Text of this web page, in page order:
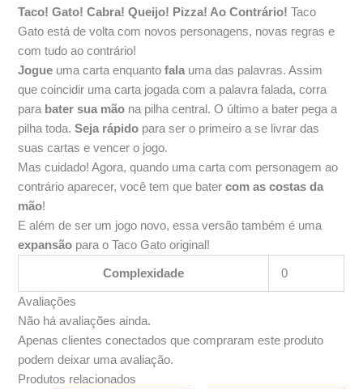
Taco! Gato! Cabra! Queijo! Pizza! Ao Contrário! Taco
Gato está de volta com novos personagens, novas regras e
com tudo ao contrário!
Jogue uma carta enquantofala uma das palavras. Assim
que coincidir uma carta jogada com a palavra falada, corra
para bater sua mão na pilha central. O último a bater pega a
pilha toda.Seja rápido para ser o primeiro a se livrar das
suas cartas e vencer o jogo.
Mas cuidado! Agora, quando uma carta com personagem ao
contrário aparecer, você tem que batercom as costas da
mão!
E além de ser um jogo novo, essa versão também é uma
expansão para o Taco Gato original!
Complexidade 0
Avaliações
Não há avaliações ainda.
Apenas clientes conectados que compraram este produto
podem deixar uma avaliação.
Produtos relacionados